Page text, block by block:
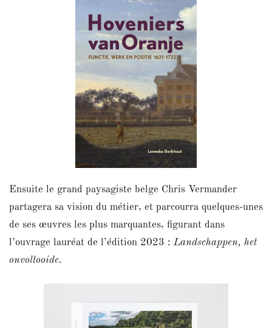
Ensuite le grand paysagiste belge Chris Vermander
partagera sa vision du métier, et parcourra quelques-unes
de ses œuvres les plus marquantes, figurant dans
l’ouvrage lauréat de l’édition 2023 : Landschappen, het
onvoltooide.